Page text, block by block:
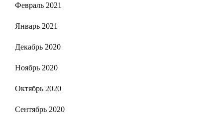
Февраль 2021
Январь 2021
Декабрь 2020
Ноябрь 2020
Октябрь 2020
Сентябрь 2020